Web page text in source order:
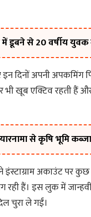
में डूबने से 20 वर्षीय
इन दिनों अपनी अपकमिंग
भी खूब एक्टिव रहती
से कृषि भूमि
इंस्टाग्राम अकाउंट पर
रही हैं। इस लुक में
चुरा ले गईं।